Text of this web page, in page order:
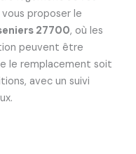
proposer le
27700, où les
peuvent être
le remplacement soit
avec un suivi